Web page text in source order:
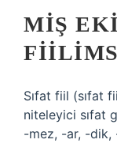
MIŞ
Sıfat fiil (sıfat
niteleyici sıfat
-mez, -ar, -dik,